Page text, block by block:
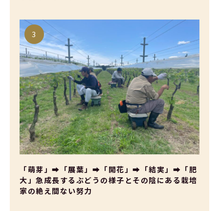
「萌芽」➡「展葉」➡「開花」➡「結実」➡「肥
大」急成長するぶどうの様子とその陰にある栽培
家の絶え間ない努力